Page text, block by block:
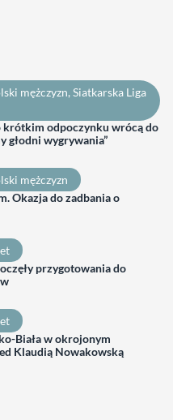
mężczyzn, Siatkarska Liga
krótkim odpoczynku wrócą do
głodni wygrywania”
mężczyzn
Okazja do zadbania o
przygotowania do
Biała w okrojonym
Klaudią Nowakowską